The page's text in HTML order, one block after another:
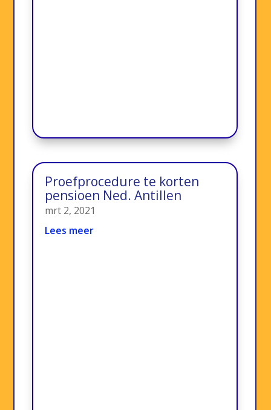
Proefprocedure te korten
pensioen Ned. Antillen
mrt 2, 2021
Lees meer